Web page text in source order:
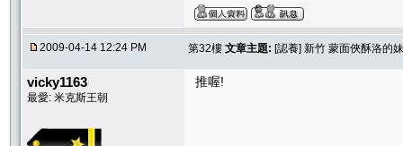
2009-04-14 12:24 PM 第32樓 文章主題: [認養] 新竹 蒙面俠酥洛的
vicky1163
最愛: 米克斯王朝
推喔!